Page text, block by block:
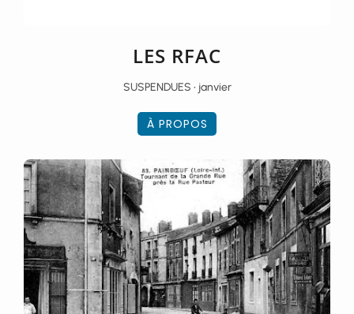
LES RFAC
SUSPENDUES • janvier
À PROPOS